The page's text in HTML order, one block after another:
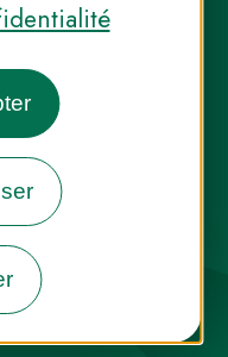
en
CONTACTER